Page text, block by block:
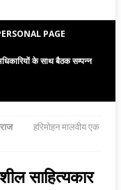
PAGE
के साथ बैठक सम्पन्न
हरिमोहन मालवीय एक
साहित्यकार